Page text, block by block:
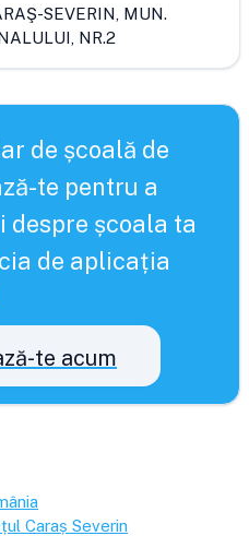
SEVERIN, MUN.
NR.2
de școală de
te pentru a
școala ta
de aplicația
te acum
Caraș Severin